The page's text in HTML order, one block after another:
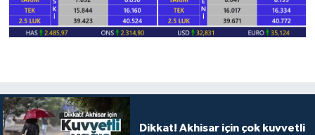
Dikkat! Akhisar için çok kuvvetli